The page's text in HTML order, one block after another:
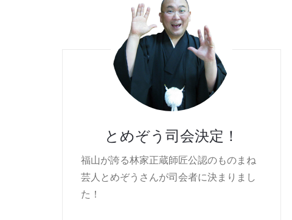
とめぞう司会決定！
福山が誇る林家正蔵師匠公認のものまね
芸人とめぞうさんが司会者に決まりまし
た！